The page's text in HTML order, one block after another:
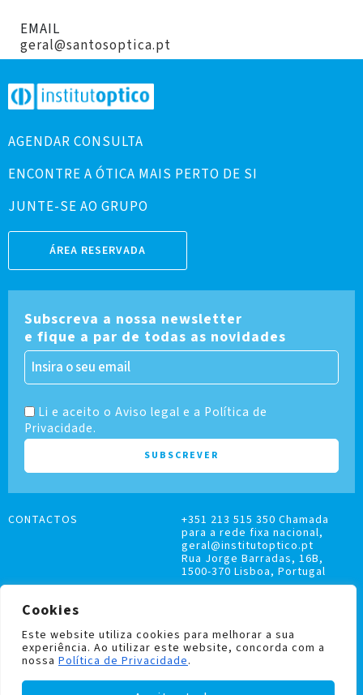
Cookies
Este website utiliza cookies para melhorar a sua
experiência. Ao utilizar este website, concorda com a
nossa Política de Privacidade.
EMAIL
geral@santosoptica.pt
AGENDAR CONSULTA
ENCONTRE A ÓTICA MAIS PERTO DE SI
JUNTE-SE AO GRUPO
ÁREA RESERVADA
Subscreva a nossa newsletter
e fique a par de todas as novidades
Li e aceito o Aviso legal e a Política de
Privacidade.
LIVRO DE RECLAMAÇÕES
POLÍTICA DE PRIVACIDADE E COOKIES
CONTACTOS
+351 213 515 350 Chamada
para a rede fixa nacional,
geral@institutoptico.pt
Rua Jorge Barradas, 16B,
1500-370 Lisboa, Portugal